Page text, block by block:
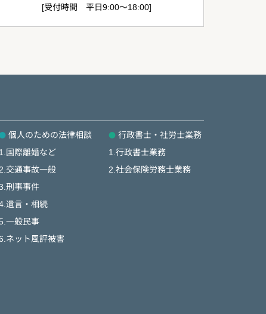
[受付時間 平日9:00～18:00]
個人のための法律相談
1.国際離婚など
交通事故一般
刑事事件
遺言・相続
一般民事
ネット風評被害
行政書士・社労士業務
1.行政書士業務
2.社会保険労務士業務